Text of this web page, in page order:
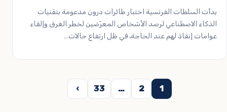
بدأت السلطات الفرنسية اختبار طائرات درون مدعومة بتقنيات
الذكاء الاصطناعي لرصد الأشخاص المعرّضين لخطر الغرق وإلقاء
عوامات إنقاذ لهم عند الحاجة، في ظل ارتفاع حالات…
1
2
…
33
›